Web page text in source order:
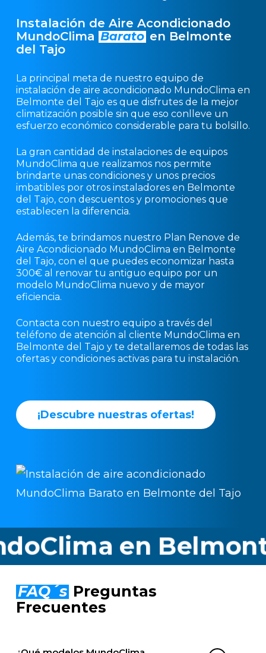
Instalación de Aire Acondicionado
MundoClima Barato en Belmonte
del Tajo
La principal meta de nuestro equipo de
instalación de aire acondicionado MundoClima en
Belmonte del Tajo es que disfrutes de la mejor
climatización posible sin que eso conlleve un
esfuerzo económico considerable para tu bolsillo.
La gran cantidad de instalaciones de equipos
MundoClima que realizamos nos permite
brindarte unas condiciones y unos precios
imbatibles por otros instaladores en Belmonte
del Tajo, con descuentos y promociones que
establecen la diferencia.
Además, te brindamos nuestro Plan Renove de
Aire Acondicionado MundoClima en Belmonte
del Tajo, con el que puedes economizar hasta
300€ al renovar tu antiguo equipo por un
modelo MundoClima nuevo y de mayor
eficiencia.
Contacta con nuestro equipo a través del
teléfono de atención al cliente MundoClima en
Belmonte del Tajo y te detallaremos de todas las
ofertas y condiciones activas para tu instalación.
¡Descubre nuestras ofertas!
en Belmonte
FAQ´s Preguntas
Frecuentes